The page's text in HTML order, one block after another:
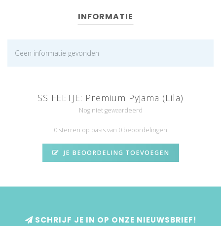
INFORMATIE
Geen informatie gevonden
SS FEETJE: Premium Pyjama (Lila)
Nog niet gewaardeerd
0 sterren op basis van 0 beoordelingen
JE BEOORDELING TOEVOEGEN
SCHRIJF JE IN OP ONZE NIEUWSBRIEF!